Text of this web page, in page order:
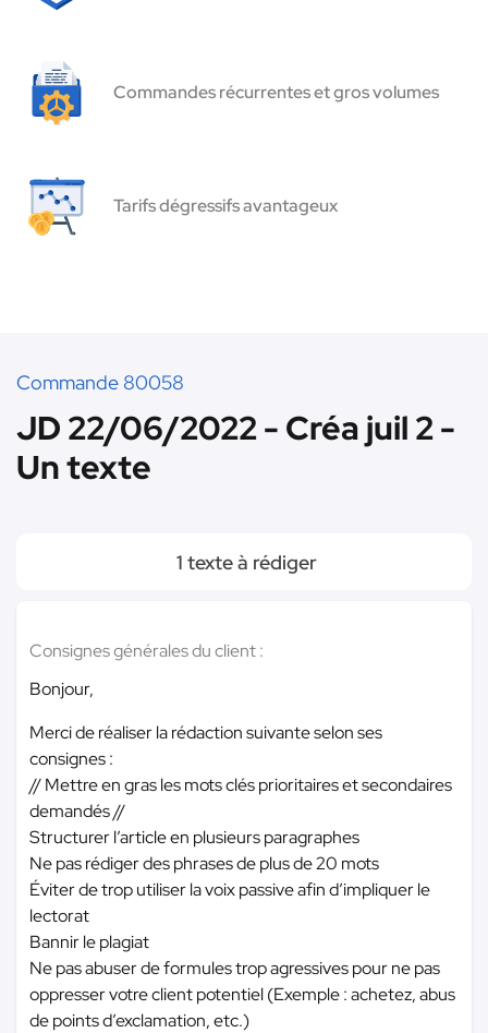
Commandes récurrentes et gros volumes
Tarifs dégressifs avantageux
Commande 80058
JD 22/06/2022 - Créa juil 2 -
Un texte
1 texte à rédiger
Consignes générales du client :
Bonjour,
Merci de réaliser la rédaction suivante selon ses
consignes :
// Mettre en gras les mots clés prioritaires et secondaires
demandés //
Structurer l’article en plusieurs paragraphes
Ne pas rédiger des phrases de plus de 20 mots
Éviter de trop utiliser la voix passive afin d’impliquer le
lectorat
Bannir le plagiat
Ne pas abuser de formules trop agressives pour ne pas
oppresser votre client potentiel (Exemple : achetez, abus
de points d’exclamation, etc.)